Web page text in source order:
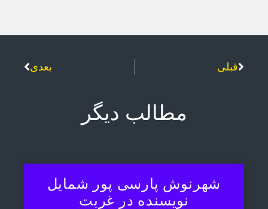
قبلی بعدی
مطالب دیگر
شهرنوش پارسی پور شمایل
نویسنده در غربت